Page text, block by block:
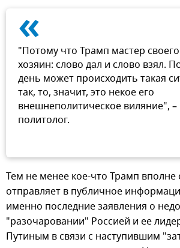
«
"Потому что Трамп мастер
хозяин: слово дал и слово взял.
день может происходить такая
так, то, значит, это некое его
внешнеполитическое виляние", –
политолог.
Тем не менее кое-что Трамп вполне
отправляет в публичное
именно последние заявления о
"разочаровании" Россией и ее
Путиным в связи с наступившим